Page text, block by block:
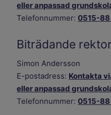
eller anpassad
Telefonnummer:0515-
Biträdande rektor
Simon Andersson
E-postadress: Kontakta
eller anpassad
Telefonnummer:0515-88